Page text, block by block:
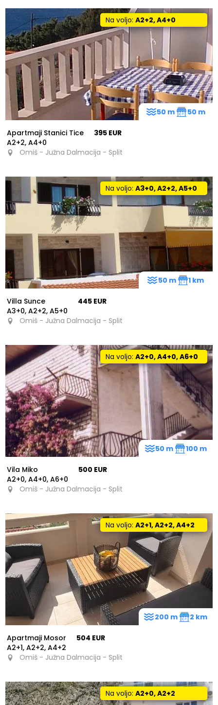
Na voljo:A2+2, A4+0
Apartmaji Stanici Tice
A2+2, A4+0
395 EUR
Omiš - Južna Dalmacija - Split
50 m 50 m
Na voljo:A3+0, A2+2, A5+0
Villa Sunce
A3+0, A2+2, A5+0
445 EUR
Omiš - Južna Dalmacija - Split
50 m 1 km
Na voljo:A2+0, A4+0, A6+0
Vila Miko
A2+0, A4+0, A6+0
500 EUR
Omiš - Južna Dalmacija - Split
50 m 100 m
Na voljo:A2+1, A2+2, A4+2
Apartmaji Mosor
A2+1, A2+2, A4+2
504 EUR
Omiš - Južna Dalmacija - Split
200 m 2 km
Na voljo:A2+0, A2+2